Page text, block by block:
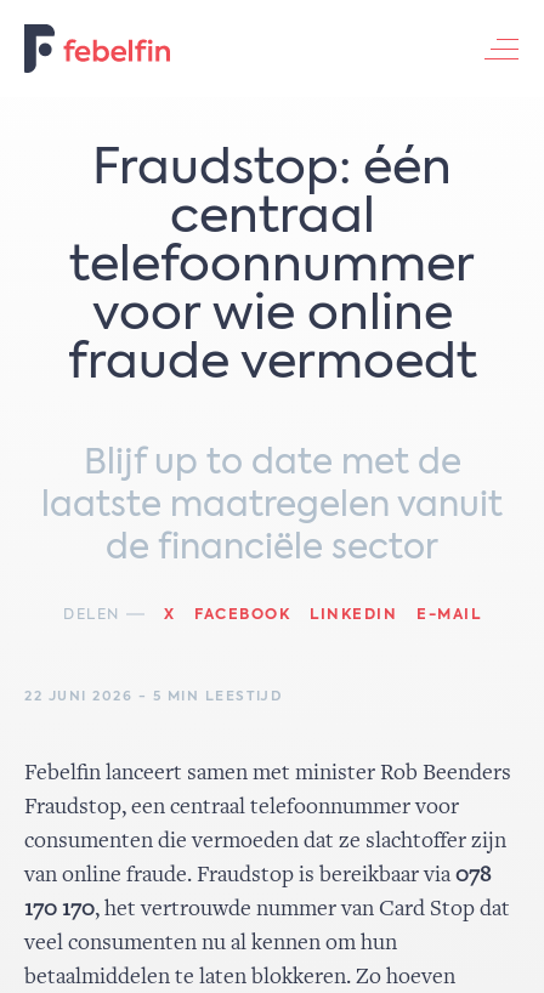
Fraudstop: één
centraal
telefoonnummer
voor wie online
fraude vermoedt
Blijf up to date met de
laatste maatregelen vanuit
de financiële sector
DELEN X FACEBOOK LINKEDIN E-MAIL
22 JUNI 2026 - 5 MIN LEESTIJD
Febelfin lanceert samen met minister Rob Beenders
Fraudstop, een centraal telefoonnummer voor
consumenten die vermoeden dat ze slachtoffer zijn
van online fraude. Fraudstop is bereikbaar via 078
170 170, het vertrouwde nummer van Card Stop dat
veel consumenten nu al kennen om hun
betaalmiddelen te laten blokkeren. Zo hoeven